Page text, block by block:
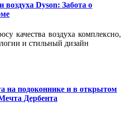
Dyson: Забота о
качества воздуха комплексно,
и стильный дизайн
на подоконнике и в открытом
Дербента